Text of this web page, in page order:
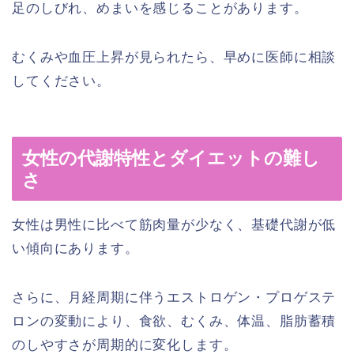
足のしびれ、めまいを感じることがあります。
むくみや血圧上昇が見られたら、早めに医師に相談
してください。
女性の代謝特性とダイエットの難し
さ
女性は男性に比べて筋肉量が少なく、基礎代謝が低
い傾向にあります。
さらに、月経周期に伴うエストロゲン・プロゲステ
ロンの変動により、食欲、むくみ、体温、脂肪蓄積
のしやすさが周期的に変化します。